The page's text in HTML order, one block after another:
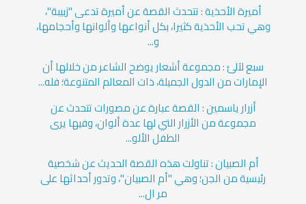
أميرة الأحذية : تتحدث القصة عن أميرة تدعى "زبيبة"،
وهي تحب الأحذية كثيرا، بكل أنواعها وألوانها وأحجامها،
و...
سبع لآلئ : مجموعة أشعار يوضح الشاعر من خلالها أن
الإمارات من الدول الجميلة، ذات المعالم المتنوعة؛ فله...
أزرار ياسمين : القصة عبارة عن مصورات تتحدث عن
مجموعة من الأزرار التي لها عدة ألوان، وفيها يرى
الطفل الألو...
أم الصبيان : تناولت هذه القصة الحديث عن شخصية
رئيسية من الجن؛ وهي "أم الصبيان"، وتدور أحداثها على
مر ال...